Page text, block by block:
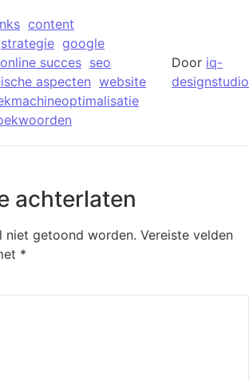
content
google
online succes seo
aspecten website
Door iq-
designstudio
achterlaten
niet getoond worden. Vereiste velden
*